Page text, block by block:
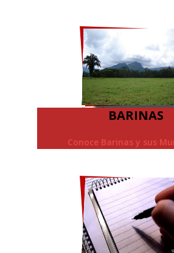
BARINAS
Conoce Barinas y sus